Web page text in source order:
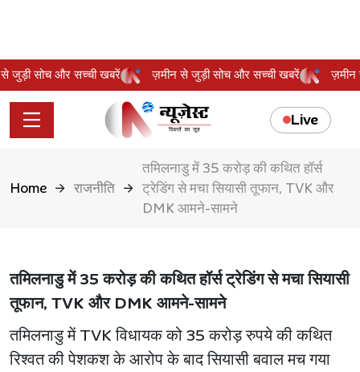
से जुड़ी सोच और सच्ची खबरें ज़मीन से जुड़ी सोच और सच्ची खबरें
Live
Home राजनीति
तमिलनाडु में 35 करोड़ की कथित हॉर्स
ट्रेडिंग से मचा सियासी तूफान, TVK और
DMK आमने-सामने
तमिलनाडु में 35 करोड़ की कथित हॉर्स ट्रेडिंग से मचा सियासी
तूफान, TVK और DMK आमने-सामने
तमिलनाडु में TVK विधायक को 35 करोड़ रुपये की कथित
रिश्वत की पेशकश के आरोप के बाद सियासी बवाल मच गया